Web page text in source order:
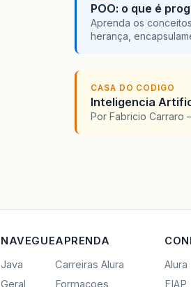
POO: o que é
Aprenda os
herança,
CASA DO CODIGO
Inteligencia
Por Fabricio Carraro
NAVEGUE
Java
Geral
APRENDA
Carreiras Alura
Formacoes
Alura
FIAP